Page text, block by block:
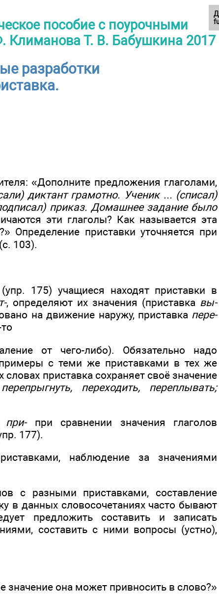
пособие с поурочными
Климанова Т. В. Бабушкина 2017
разработки
«Дополните предложения глаголами,
диктант грамотно. Ученик ... (списал)
приказ. Домашнее задание было
эти глаголы? Как называется эта
Определение приставки уточняется при
103).
175) учащиеся находят приставки в
, определяют их значения (приставка вы-
на движение наружу, приставка пере-
от чего-либо). Обязательно надо
с теми же приставками в тех же
словах приставка сохраняет своё значение
переходить, переплывать;
при-при сравнении значения глаголов
177).
наблюдение за значениями
с разными приставками, составление
в данных словосочетаниях часто бывают
предложить составить и записать
составить с ними вопросы (устно),
значение она может привносить в слово?»